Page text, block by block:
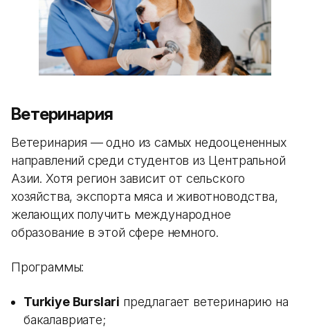
Ветеринария
Ветеринария — одно из самых недооцененных
направлений среди студентов из Центральной
Азии. Хотя регион зависит от сельского
хозяйства, экспорта мяса и животноводства,
желающих получить международное
образование в этой сфере немного.
Программы:
Turkiye Burslari предлагает ветеринарию на
бакалавриате;